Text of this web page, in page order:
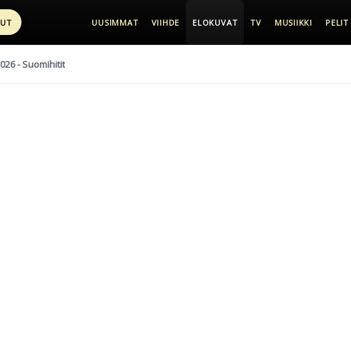
UUSIMMAT VIIHDE ELOKUVAT TV MUSIIKKI PELIT
- Suomihitit